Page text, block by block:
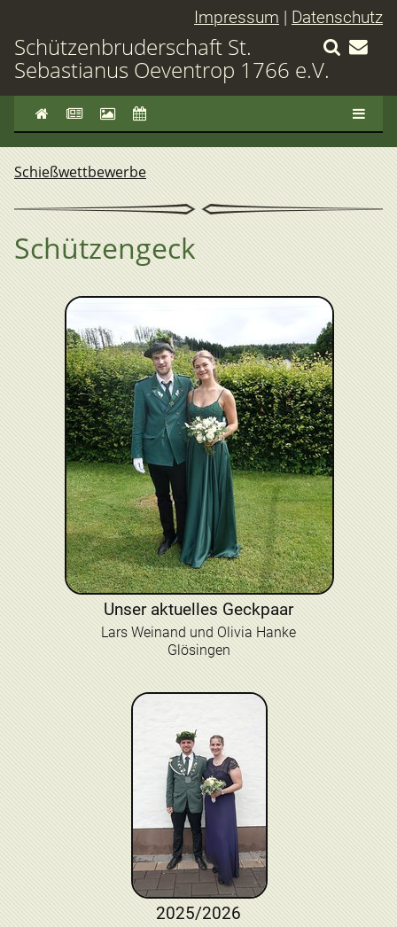
Impressum | Datenschutz
Schützenbruderschaft St.
Sebastianus Oeventrop 1766 e.V.
Schießwettbewerbe
Schützengeck
Unser aktuelles Geckpaar
Lars Weinand und Olivia Hanke
Glösingen
2025/2026